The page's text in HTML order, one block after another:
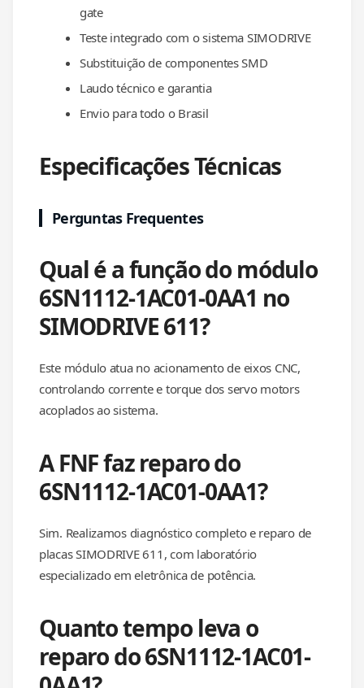
gate
Teste integrado com o sistema SIMODRIVE
Substituição de componentes SMD
Laudo técnico e garantia
Envio para todo o Brasil
Especificações Técnicas
Perguntas Frequentes
Qual é a função do módulo
6SN1112-1AC01-0AA1 no
SIMODRIVE 611?
Este módulo atua no acionamento de eixos CNC,
controlando corrente e torque dos servo motors
acoplados ao sistema.
A FNF faz reparo do
6SN1112-1AC01-0AA1?
Sim. Realizamos diagnóstico completo e reparo de
placas SIMODRIVE 611, com laboratório
especializado em eletrônica de potência.
Quanto tempo leva o
reparo do 6SN1112-1AC01-